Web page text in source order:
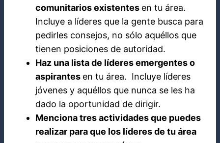
comunitarios existentes en tu área.
Incluye a líderes que la gente busca para
pedirles consejos, no sólo aquéllos que
tienen posiciones de autoridad.
Haz una lista de líderes emergentes o
aspirantes en tu área. Incluye líderes
jóvenes y aquéllos que nunca se les ha
dado la oportunidad de dirigir.
Menciona tres actividades que puedes
realizar para que los líderes de tu área